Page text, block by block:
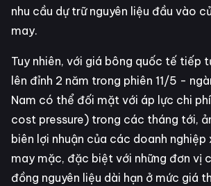
nhu cầu dự trữ nguyên liệu đầu vào
may.
Tuy nhiên, với giá bông quốc tế tiếp
lên đỉnh 2 năm trong phiên 11/5 -
Nam có thể đối mặt với áp lực chi
cost pressure) trong các tháng tới,
biên lợi nhuận của các doanh nghiệp
may mặc, đặc biệt với những đơn vị
đồng nguyên liệu dài hạn ở mức giá